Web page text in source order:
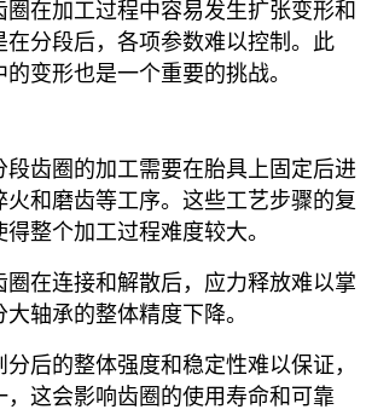
圈在加工过程中容易发生扩张变形和
在分段后，各项参数难以控制。此
变形也是一个重要的挑战。
段齿圈的加工需要在胎具上固定后进
和磨齿等工序。这些工艺步骤的复
整个加工过程难度较大。‌
圈在连接和解散后，应力释放难以掌
轴承的整体精度下降。‌
后的整体强度和稳定性难以保证，
，这会影响齿圈的使用寿命和可靠